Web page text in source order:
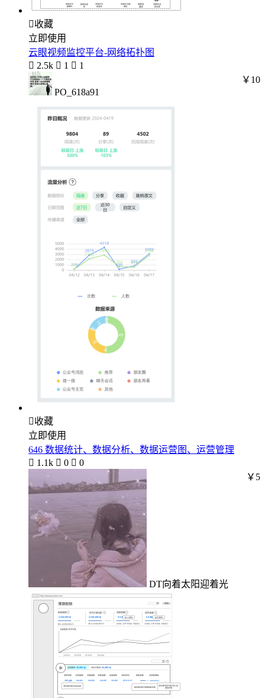
收藏
立即使用
云眼视频监控平台-网络拓扑图
 2.5k  1  1
PO_618a91
￥10
收藏
立即使用
646 数据统计、数据分析、数据运营图、运营管理
 1.1k  0  0
DT向着太阳迎着光
￥5